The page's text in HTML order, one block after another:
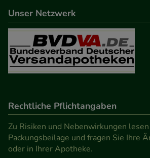
Besuchers oder unsere Seite an
Verhaltensweisen (z.B.
anzupassen. Komfort-Cookies
auch auf Ihre Bedürfnisse
anzuzeigen und unser
Statistik & Tracking:Hierüber
Informationen über die Art und
unserer Website sammeln, mit
Unser Netzwerk
Rechtliche Pflichtangaben
Zu Risiken und Nebenwirkungen
Packungsbeilage und fragen Sie Ihre
oder in Ihrer Apotheke.